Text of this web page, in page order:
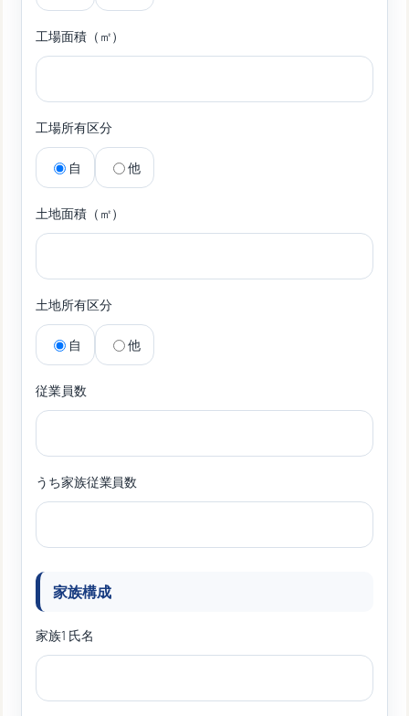
工場面積（㎡）
工場所有区分
自 他
土地面積（㎡）
土地所有区分
自 他
従業員数
うち家族従業員数
家族構成
家族1 氏名